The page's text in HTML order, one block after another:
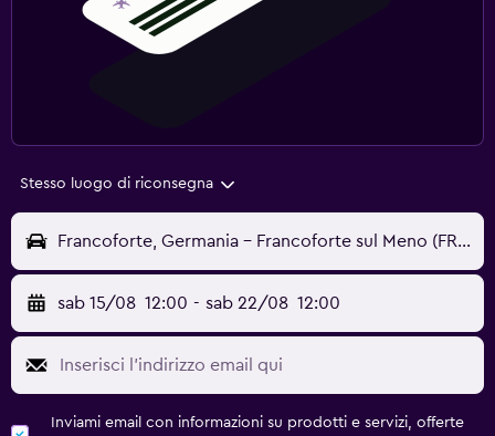
Stesso luogo di riconsegna
Francoforte, Germania - Francoforte sul Meno (FRA)
sab 15/08 12:00 - sab 22/08 12:00
Inviami email con informazioni su prodotti e servizi, offerte